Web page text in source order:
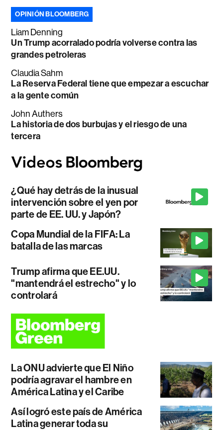
OPINIÓN BLOOMBERG
Liam Denning
Un Trump acorralado podría volverse contra las
grandes petroleras
Claudia Sahm
La Reserva Federal tiene que empezar a escuchar
a la gente común
John Authers
La historia de dos burbujas y el riesgo de una
tercera
¿Qué hay detrás de la inusual
intervención sobre el yen por
parte de EE. UU. y Japón?
Copa Mundial de la FIFA: La
batalla de las marcas
Trump afirma que EE.UU.
"mantendrá el estrecho" y lo
controlará
La ONU advierte que El Niño
podría agravar el hambre en
América Latina y el Caribe
Así logró este país de América
Latina generar toda su